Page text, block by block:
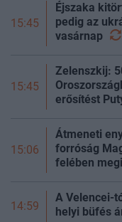
15:45
Éjszaka
pedig az
vasárnap
15:45
Zelenszkij:
erősítést
15:06
Átmeneti
forróság
felében
14:59
A Velencei-
helyi büfés